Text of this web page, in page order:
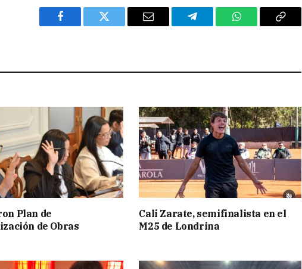
Facebook Twitter Email Telegram WhatsAppCopy
Plan de
de Obras
Cali Zarate, semifinalista en el
M25 de Londrina